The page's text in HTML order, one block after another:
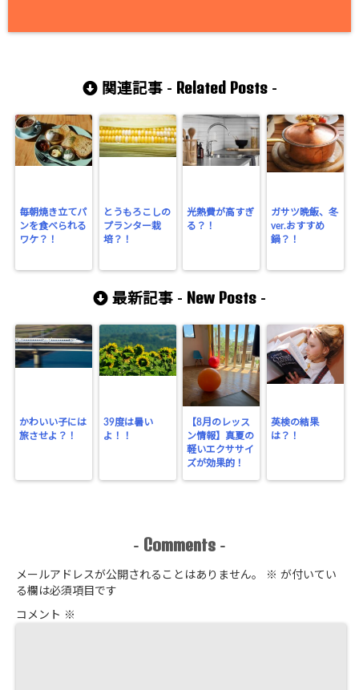
関連記事 - Related Posts-
毎朝焼き立てパ
ンを食べられる
ワケ？！
とうもろこしの
プランター栽
培？！
光熱費が高すぎ
る？！
ガサツ晩飯、冬
ver.おすすめ
鍋？！
最新記事 - New Posts -
かわいい子には
旅させよ？！
39度は暑い
よ！！
【8月のレッス
ン情報】真夏の
軽いエクササイ
ズが効果的！
英検の結果
は？！
- Comments -
メールアドレスが公開されることはありません。 ※ が付いてい
る欄は必須項目です
コメント ※